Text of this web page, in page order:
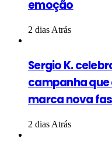
emoção
2 dias Atrás
Sergio K.
campanha
marca nova
2 dias Atrás